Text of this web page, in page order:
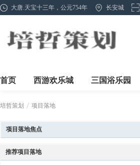
大唐.天宝十三年，公元754年 长安城
首页 西游欢乐城 三国浴乐园
培哲策划
»
项目落地
项目落地焦点
推荐项目落地